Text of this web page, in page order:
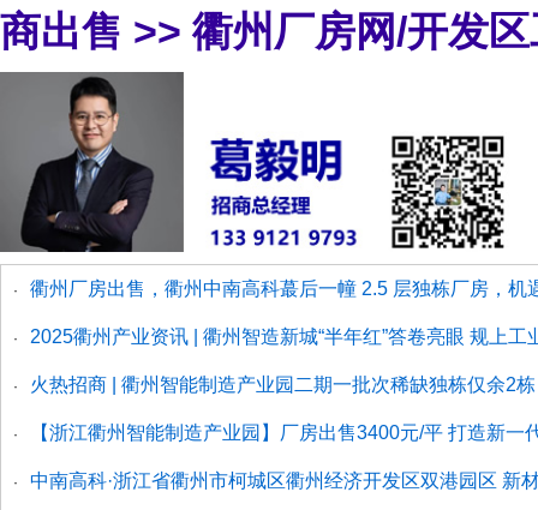
商出售 >> 衢州厂房网/开发
· 衢州厂房出售，衢州中南高科蕞后一幢 2.5 层独栋厂房，机
· 2025衢州产业资讯 | 衢州智造新城“半年红”答卷亮眼 规上
· 火热招商 | 衢州智能制造产业园二期一批次稀缺独栋仅余2
· 【浙江衢州智能制造产业园】厂房出售3400元/平 打造新
· 中南高科·浙江省衢州市柯城区衢州经济开发区双港园区 新